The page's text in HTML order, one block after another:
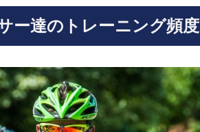
ー達のトレーニング頻度